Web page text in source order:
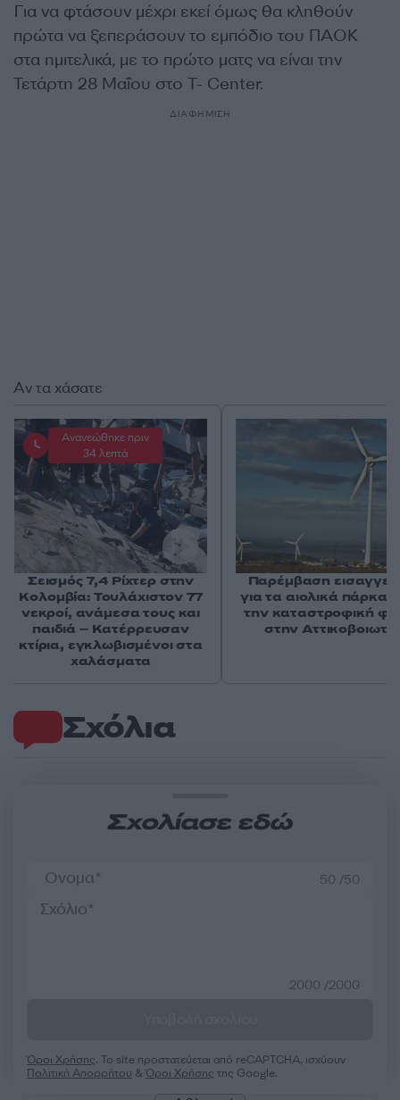
Για να φτάσουν μέχρι εκεί όμως θα κληθούν
πρώτα να ξεπεράσουν το εμπόδιο του ΠΑΟΚ
στα ημιτελικά, με το πρώτο ματς να είναι την
Τετάρτη 28 Μαΐου στο T- Center.
ΔΙΑΦΗΜΙΣΗ
Σχόλια
Σχολίασε εδώ
50 /50
2000 /2000
Όροι Χρήσης. Το site προστατεύεται από reCAPTCHA, ισχύουν
Πολιτική Απορρήτου &Όροι Χρήσης της Google.
Αν τα χάσατε
Ανανεώθηκε πριν
34 λεπτά
Σεισμός 7,4 Ρίχτερ στην
Κολομβία: Τουλάχιστον 77
νεκροί, ανάμεσα τους και
παιδιά – Κατέρρευσαν
κτίρια, εγκλωβισμένοι στα
χαλάσματα
Παρέμβαση
για τα αιολικά πάρκα
την καταστροφική
στην Αττικοβοιωτία